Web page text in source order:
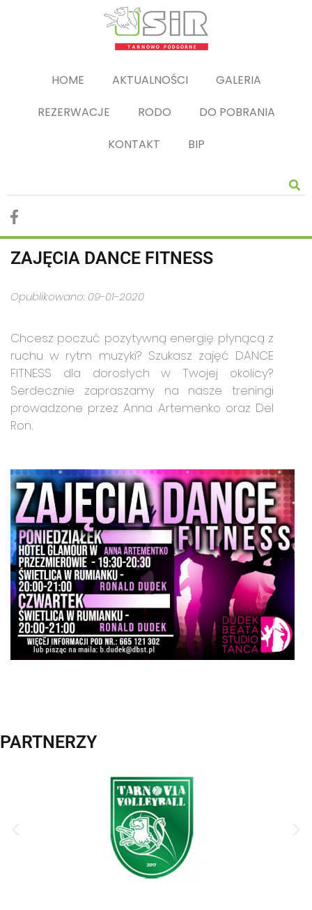
HOME AKTUALNOŚCI
GALERIA
REZERWACJE
RODO
DO POBRANIA
KONTAKT
BIP
ZAJĘCIA DANCE FITNESS
Opublikowano: 09-01-2020
Chcesz poczuć pozytywną energię płynącą z
ruchu w rytm muzyki? Szukasz zajęć DANCE
FITNESS dla dorosłych w Twojej okolicy?
Serdecznie zapraszamy na nasze treningi
prowadzone przez Anna Artemenko oraz Del
Ron.
PARTNERZY